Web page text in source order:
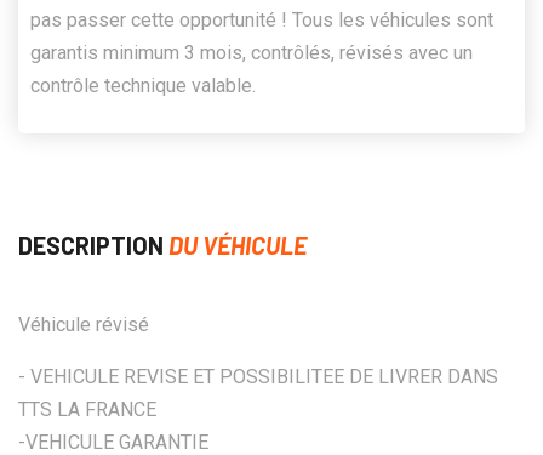
pas passer cette opportunité ! Tous les véhicules sont
garantis minimum 3 mois, contrôlés, révisés avec un
contrôle technique valable.
DESCRIPTION DU VÉHICULE
Véhicule révisé
- VEHICULE REVISE ET POSSIBILITEE DE LIVRER DANS
TTS LA FRANCE
-VEHICULE GARANTIE